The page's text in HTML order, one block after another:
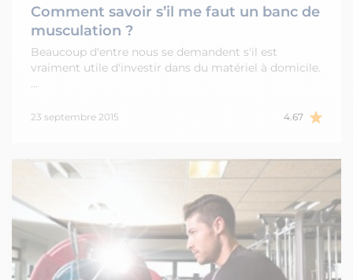
Comment savoir s’il me faut un banc de
musculation ?
Beaucoup d'entre nous se demandent s'il est
vraiment utile d'investir dans du matériel à domicile.
…
23 septembre 2015 4.67